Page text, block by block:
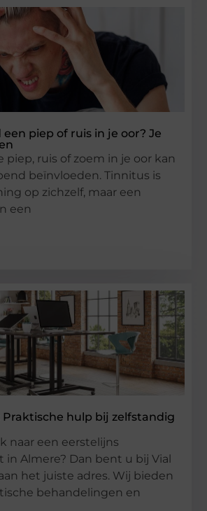
piep of ruis in je oor? Je
piep, ruis of zoem in je oor kan
beïnvloeden. Tinnitus is
op zichzelf, maar een
een
Praktische hulp bij zelfstandig
naar een eerstelijns
Almere? Dan bent u bij Vial
het juiste adres. Wij bieden
behandelingen en